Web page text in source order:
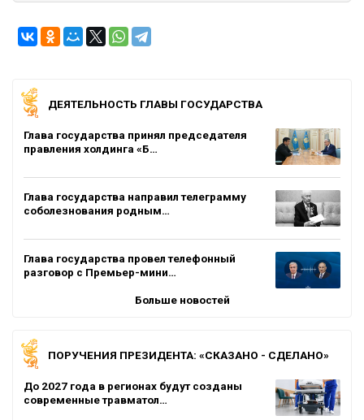
ДЕЯТЕЛЬНОСТЬ ГЛАВЫ ГОСУДАРСТВА
Глава государства принял председателя
правления холдинга «Б…
Глава государства направил телеграмму
соболезнования родным…
Глава государства провел телефонный
разговор с Премьер-мини…
Больше новостей
ПОРУЧЕНИЯ ПРЕЗИДЕНТА: «СКАЗАНО - СДЕЛАНО»
До 2027 года в регионах будут созданы
современные травматол…